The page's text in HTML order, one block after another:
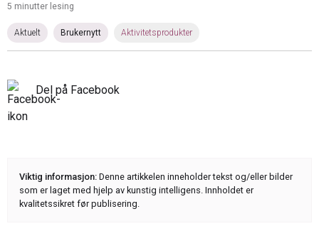
5 minutter lesing
Aktuelt Brukernytt Aktivitetsprodukter
Del på Facebook
Viktig informasjon: Denne artikkelen inneholder tekst og/eller bilder
som er laget med hjelp av kunstig intelligens. Innholdet er
kvalitetssikret før publisering.